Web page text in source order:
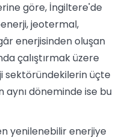
göre, İngiltere'de
jeotermal,
enerjisinden oluşan
çalıştırmak üzere
sektöründekilerin üçte
aynı döneminde ise bu
yenilenebilir enerjiye